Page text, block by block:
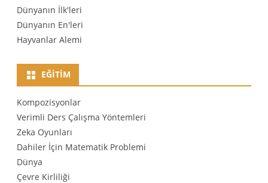
Dünyanın İlk'leri
Dünyanın En'leri
Hayvanlar Alemi
EĞITIM
Kompozisyonlar
Verimli Ders Çalışma Yöntemleri
Zeka Oyunları
Dahiler İçin Matematik Problemi
Dünya
Çevre Kirliliği